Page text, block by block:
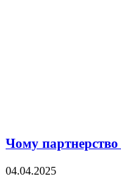
Чому партнерство
04.04.2025